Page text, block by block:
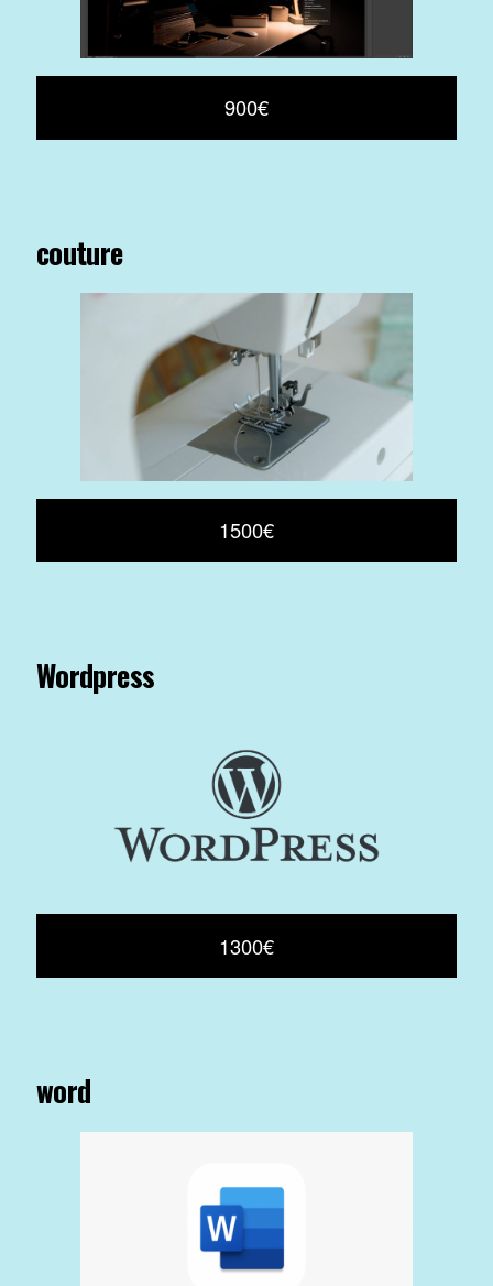
900€
couture
1500€
Wordpress
1300€
word